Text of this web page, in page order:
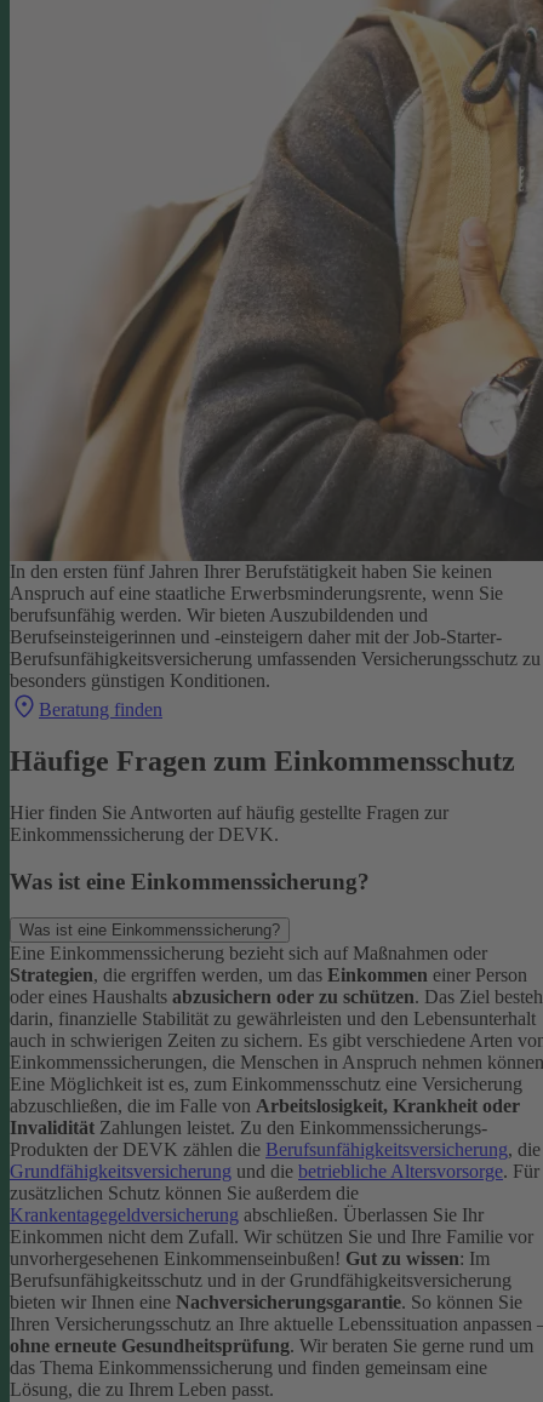
In den ersten fünf Jahren Ihrer Berufstätigkeit haben Sie keinen
Anspruch auf eine staatliche Erwerbsminderungsrente, wenn Sie
berufsunfähig werden. Wir bieten Auszubildenden und
Berufseinsteigerinnen und -einsteigern daher mit der Job-Starter-
Berufsunfähigkeitsversicherung umfassenden Versicherungsschutz zu
besonders günstigen Konditionen.
Beratung finden
Häufige Fragen zum Einkommensschutz
Hier finden Sie Antworten auf häufig gestellte Fragen zur
Einkommenssicherung der DEVK.
Was ist eine Einkommenssicherung?
Was ist eine Einkommenssicherung?
Eine Einkommenssicherung bezieht sich auf Maßnahmen oder
Strategien, die ergriffen werden, um das Einkommen einer Person
oder eines Haushalts abzusichern oder zu schützen. Das Ziel
darin, finanzielle Stabilität zu gewährleisten und den Lebensunterhalt
auch in schwierigen Zeiten zu sichern. Es gibt verschiedene Arten
Einkommenssicherungen, die Menschen in Anspruch nehmen
Eine Möglichkeit ist es, zum Einkommensschutz eine Versicherung
abzuschließen, die im Falle von Arbeitslosigkeit, Krankheit oder
Invalidität Zahlungen leistet. Zu den Einkommenssicherungs-
Produkten der DEVK zählen die Berufsunfähigkeitsversicherung, die
Grundfähigkeitsversicherung und die betriebliche Altersvorsorge. Für
zusätzlichen Schutz können Sie außerdem die
Krankentagegeldversicherung abschließen. Überlassen Sie Ihr
Einkommen nicht dem Zufall. Wir schützen Sie und Ihre Familie vor
unvorhergesehenen Einkommenseinbußen! Gut zu wissen: Im
Berufsunfähigkeitsschutz und in der Grundfähigkeitsversicherung
bieten wir Ihnen eine Nachversicherungsgarantie. So können Sie
Ihren Versicherungsschutz an Ihre aktuelle Lebenssituation anpassen
ohne erneute Gesundheitsprüfung. Wir beraten Sie gerne rund um
das Thema Einkommenssicherung und finden gemeinsam eine
Lösung, die zu Ihrem Leben passt.